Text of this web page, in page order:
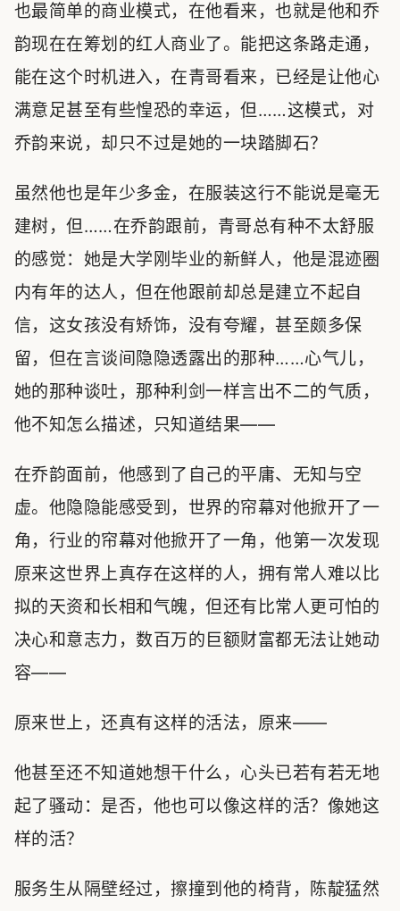
也最简单的商业模式，在他看来，也就是他和乔
韵现在在筹划的红人商业了。能把这条路走通，
能在这个时机进入，在青哥看来，已经是让他心
满意足甚至有些惶恐的幸运，但……这模式，对
乔韵来说，却只不过是她的一块踏脚石？
虽然他也是年少多金，在服装这行不能说是毫无
建树，但……在乔韵跟前，青哥总有种不太舒服
的感觉：她是大学刚毕业的新鲜人，他是混迹圈
内有年的达人，但在他跟前却总是建立不起自
信，这女孩没有矫饰，没有夸耀，甚至颇多保
留，但在言谈间隐隐透露出的那种……心气儿，
她的那种谈吐，那种利剑一样言出不二的气质，
他不知怎么描述，只知道结果——
在乔韵面前，他感到了自己的平庸、无知与空
虚。他隐隐能感受到，世界的帘幕对他掀开了一
角，行业的帘幕对他掀开了一角，他第一次发现
原来这世界上真存在这样的人，拥有常人难以比
拟的天资和长相和气魄，但还有比常人更可怕的
决心和意志力，数百万的巨额财富都无法让她动
容——
原来世上，还真有这样的活法，原来——
他甚至还不知道她想干什么，心头已若有若无地
起了骚动：是否，他也可以像这样的活？像她这
样的活？
服务生从隔壁经过，擦撞到他的椅背，陈靛猛然